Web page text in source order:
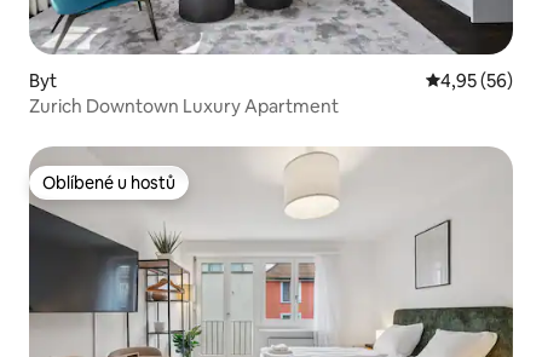
Byt Průměrné
4,95 (56)
Zurich Downtown Luxury Apartment
Oblíbené u hostů
Oblíbené u hostů